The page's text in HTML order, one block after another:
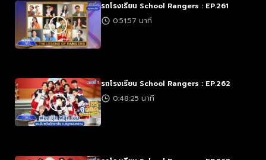
รถโรงเรียน School Rangers : EP.261
0:51:57 นาที
รถโรงเรียน School Rangers : EP.262
0:48:25 นาที